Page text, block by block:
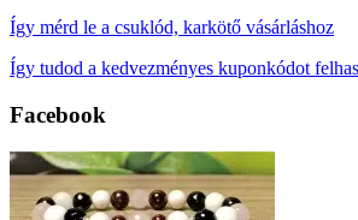
Így mérd le a csuklód, karkötő vásárláshoz
Így tudod a kedvezményes kuponkódot
Facebook